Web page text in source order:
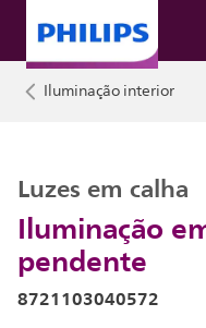
Iluminação interior
Iluminação
pendente
Luzes em calha
8721103040572